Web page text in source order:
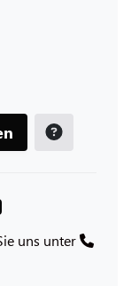
uns unter